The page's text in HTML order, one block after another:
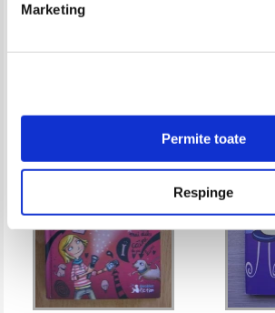
Marketing
Permite toate
Respinge
Primele mele povesti de noapte
Pret:30,00Lei 21,00 Lei